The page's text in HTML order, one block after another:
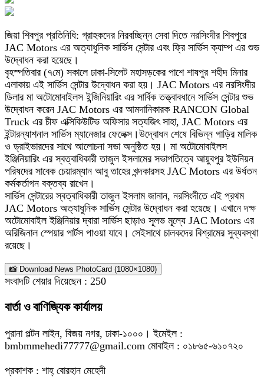
জিয়া শিবপুর প্রতিনিধি: গ্রাহকদের নিরবচ্ছিন্ন সেবা দিতে নরসিংদীর শিবপুরে
JAC Motors এর অত্যাধুনিক সার্ভিস সেন্টার এবং ফ্রি সার্ভিস ক্যাম্প এর শুভ
উদ্বোধন করা হয়েছে।
বৃহস্পতিবার (৭মে) সকালে ঢাকা-সিলেট মহাসড়কের পাশে শাষপুর শহীদ মিনার
এলাকায় এই সার্ভিস সেন্টার উদ্বোধন করা হয়। JAC Motors এর নরসিংদীর
ডিলার মা অটোমোবাইলস ইন্জিনিয়ারিং এর সার্বিক তত্ত্বাবধানে সার্ভিস সেন্টার শুভ
উদ্বোধন করেন JAC Motors এর আমদানিকারক RANCON Global
Truck এর চীফ এক্সিকিউটিভ অফিসার সত্যজিৎ সাহা, JAC Motors এর
ইন্টারন্যাশনাল সার্ভিস ম্যানেজার ফেলেক্স।উদ্বোধন শেষে বিভিন্ন গাড়ির মালিক
ও ড্রাইভারদের সাথে আলোচনা সভা অনুষ্ঠিত হয়। মা অটোমোবাইলস
ইঞ্জিনিয়ারিং এর স্বত্বাধিকারী তাজুল ইসলামের সভাপতিত্বে আয়ুবপুর ইউনিয়ন
পরিষদের সাবেক চেয়ারম্যান আবু তাহের খন্দকারসহ JAC Motors এর উর্ধতন
কর্মকর্তাগন বক্তব্য রাখেন।
সার্ভিস সেন্টারের স্বত্বাধিকারী তাজুল ইসলাম জানান, নরসিংদীতে এই প্রথম
JAC Motors অত্যাধুনিক সার্ভিস সেন্টার উদ্বোধন করা হয়েছে। এখানে দক্ষ
অটোমোবাইল ইঞ্জিনিয়ার দ্বারা সার্ভিস ছাড়াও সূলভ মূল্যে JAC Motors এর
অরিজিনাল স্পেয়ার পার্টস পাওয়া যাবে। সেইসাথে চালকদের বিশ্রামের সুব্যবস্থা
রয়েছে।
📸 Download News PhotoCard (1080×1080)
সংবাদটি শেয়ার দিয়েছেন : 250
বার্তা ও বাণিজ্যিক কার্যালয়
পুরানা পল্টন লাইন, বিজয় নগর, ঢাকা-১০০০। ইমেইল :
bmbmmehedi77777@gmail.com মোবাইল : ০১৮৬৫-৬১০৭২০
প্রকাশক : শাহ্ বোরহান মেহেদী